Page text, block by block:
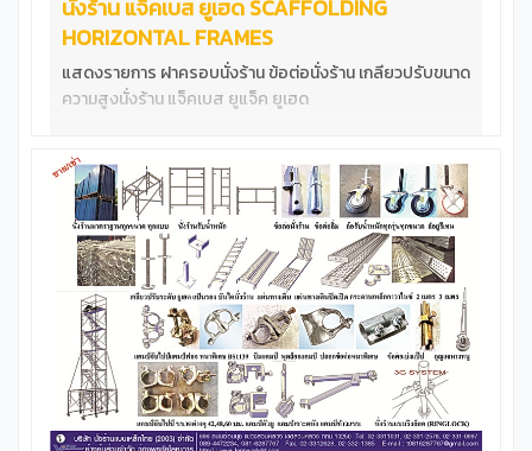
นั่งร้าน แจ็คเบส ยูเฮด SCAFFOLDING
HORIZONTAL FRAMES
แสดงรายการ ฝาครอบนั่งร้าน ข้อต่อนั่งร้าน เกลียวปรับขนาด
ความสูงนั่งร้าน แจ็คเบส ยูแจ็ค ยูเฮด